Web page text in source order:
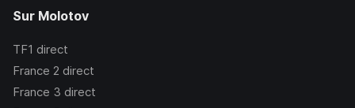
Sur Molotov
TF1 direct
France 2 direct
France 3 direct